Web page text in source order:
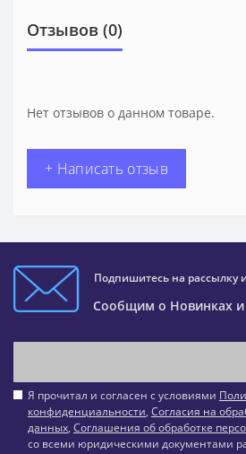
Отзывов (0)
Нет отзывов о данном товаре.
+ Написать отзыв
Подпишитесь на рассылку
Сообщим о Новинках и
Я прочитал и согласен с условиями
конфиденциальности, Согласия на
данных, Соглашения об обработке
со всеми юридическими документами